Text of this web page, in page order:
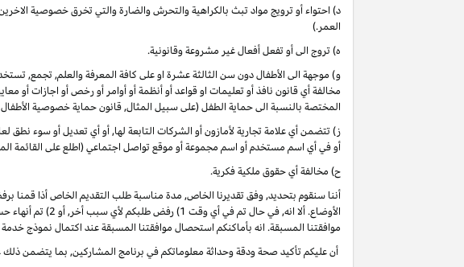
د) احتواء أو ترويج مواد تبث بالكراهية والتحرش والضارة والتي تخرق خصوصية
العمر.)
ه) تروج الى أو تفعل أفعال غير مشروعة وقانونية.
و) موجهة الى الأطفال دون سن الثالثة عشرة او على كافة المعرفة والعلم, تجمع,
مخالفة أي قانون نافذ أو تعليمات او قواعد أو أنظمة أو أوامر أو رخص أو اجازات أو
المختصة بالنسبة الى حماية الطفل (على سبيل المثال, قانون حماية خصوصية
ز) تتضمن أي علامة تجارية لأمازون أو الشركات التابعة لها, أو أي تعديل أو سوء
أو في أي اسم مستخدم أو اسم مجموعة أو موقع تواصل اجتماعي (اطلع على القائمة
ح) مخالفة أي حقوق ملكية فكرية.
أننا سنقوم بتحديد, وفق تقديرنا الخاص, مدة مناسبة طلب التقديم الخاص أذا
الأوضاع. ألا
موافقتنا المسبقة. انه بأماكنكم استحصال موافقتنا المسبقة عند اكتمال نموذج
أن عليكم تأكيد صحة ودقة وحداثة معلوماتكم في برنامج المشاركين, بما يتضمن